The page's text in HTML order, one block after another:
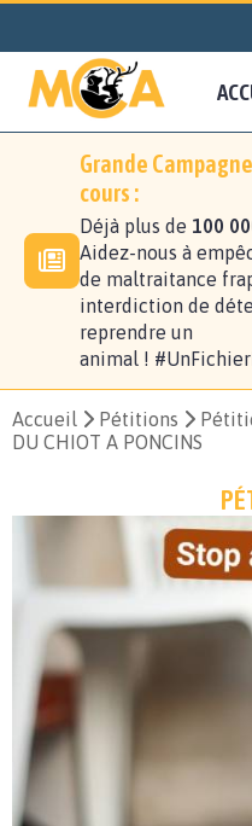
Grande
cours :
Déjà plus de 100
Aidez-nous à
de maltraitance
interdiction de
reprendre un
animal !
Accueil Pétitions
DU CHIOT A PONCINS